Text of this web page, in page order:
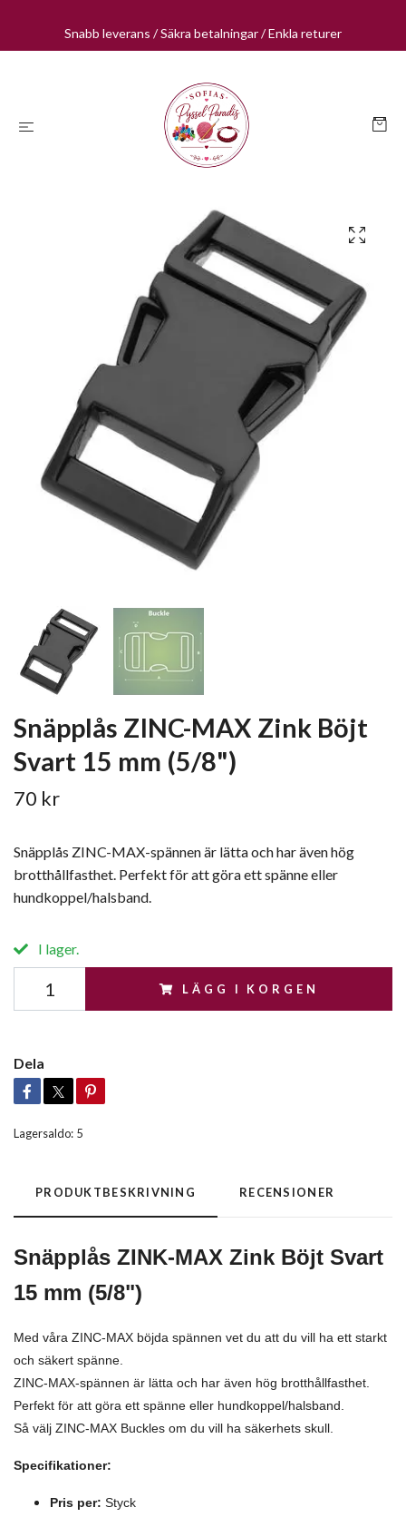
Snabb leverans / Säkra betalningar / Enkla returer
Snäpplås ZINC-MAX Zink Böjt
Svart 15 mm (5/8")
70 kr
Snäpplås ZINC-MAX-spännen är lätta och har även hög
brotthållfasthet. Perfekt för att göra ett spänne eller
hundkoppel/halsband.
I lager.
LÄGG I KORGEN
Dela
Lagersaldo: 5
PRODUKTBESKRIVNING RECENSIONER
Snäpplås ZINK-MAX Zink Böjt Svart
15 mm (5/8")
Med våra ZINC-MAX böjda spännen vet du att du vill ha ett starkt
och säkert spänne.
ZINC-MAX-spännen är lätta och har även hög brotthållfasthet.
Perfekt för att göra ett spänne eller hundkoppel/halsband.
Så välj ZINC-MAX Buckles om du vill ha säkerhets skull.
Specifikationer:
Pris per: Styck